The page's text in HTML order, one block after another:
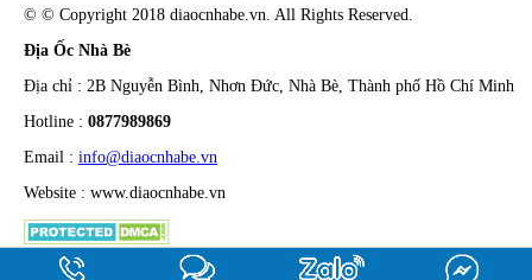
© © Copyright 2018 diaocnhabe.vn. All Rights Reserved.
Địa Ốc Nhà Bè
Địa chỉ : 2B Nguyễn Bình, Nhơn Đức, Nhà Bè, Thành phố Hồ Chí Minh
Hotline : 0877989869
Email : info@diaocnhabe.vn
Website : www.diaocnhabe.vn